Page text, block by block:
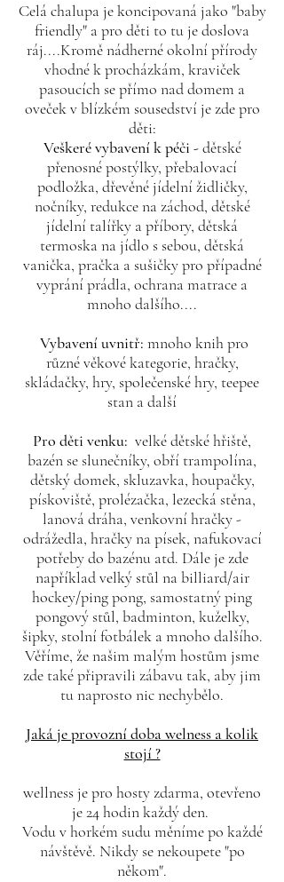
Celá chalupa je koncipovaná jako "baby
friendly" a pro děti to tu je doslova
ráj....Kromě nádherné okolní přírody
vhodné k procházkám, kraviček
pasoucích se přímo nad domem a
oveček v blízkém sousedství je zde pro
děti:
Veškeré vybavení k péči -dětské
přenosné postýlky, přebalovací
podložka, dřevěné jídelní židličky,
nočníky, redukce na záchod, dětské
jídelní talířky a příbory, dětská
termoska na jídlo s sebou, dětská
vanička, pračka a sušičky pro případné
vyprání prádla, ochrana matrace a
mnoho dalšího....
Vybavení uvnitř: mnoho knih pro
různé věkové kategorie, hračky,
skládačky, hry, společenské hry, teepee
stan a další
Pro děti venku: velké dětské hřiště,
bazén se slunečníky, obří trampolína,
dětský domek, skluzavka, houpačky,
pískoviště, prolézačka, lezecká stěna,
lanová dráha, venkovní hračky -
odrážedla, hračky na písek, nafukovací
potřeby do bazénu atd. Dále je zde
například velký stůl na billiard/air
hockey/ping pong, samostatný ping
pongový stůl, badminton, kuželky,
šipky, stolní fotbálek a mnoho dalšího.
Věříme, že našim malým hostům jsme
zde také připravili zábavu tak, aby jim
tu naprosto nic nechybělo.
Jaká je provozní doba welness a kolik
stojí ?
wellness je pro hosty zdarma, otevřeno
je 24 hodin každý den.
Vodu v horkém sudu měníme po každé
návštěvě. Nikdy se nekoupete "po
někom".